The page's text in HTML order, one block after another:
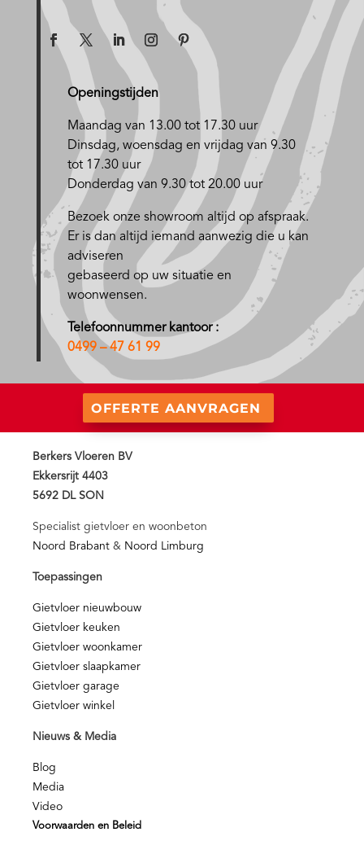
Openingstijden
Maandag van 13.00 tot 17.30 uur
Dinsdag, woensdag en vrijdag van 9.30
tot 17.30 uur
Donderdag van 9.30 tot 20.00 uur
Bezoek onze showroom altijd op afspraak.
Er is dan altijd iemand aanwezig die u kan
adviseren
gebaseerd op uw situatie en
woonwensen.
Telefoonnummer kantoor :
0499 – 47 61 99
OFFERTE AANVRAGEN
Berkers Vloeren BV
Ekkersrijt 4403
5692 DL SON
Specialist gietvloer en woonbeton
Noord Brabant & Noord Limburg
Toepassingen
Gietvloer nieuwbouw
Gietvloer keuken
Gietvloer woonkamer
Gietvloer slaapkamer
Gietvloer garage
Gietvloer winkel
Nieuws & Media
Blog
Media
Video
Voorwaarden en Beleid